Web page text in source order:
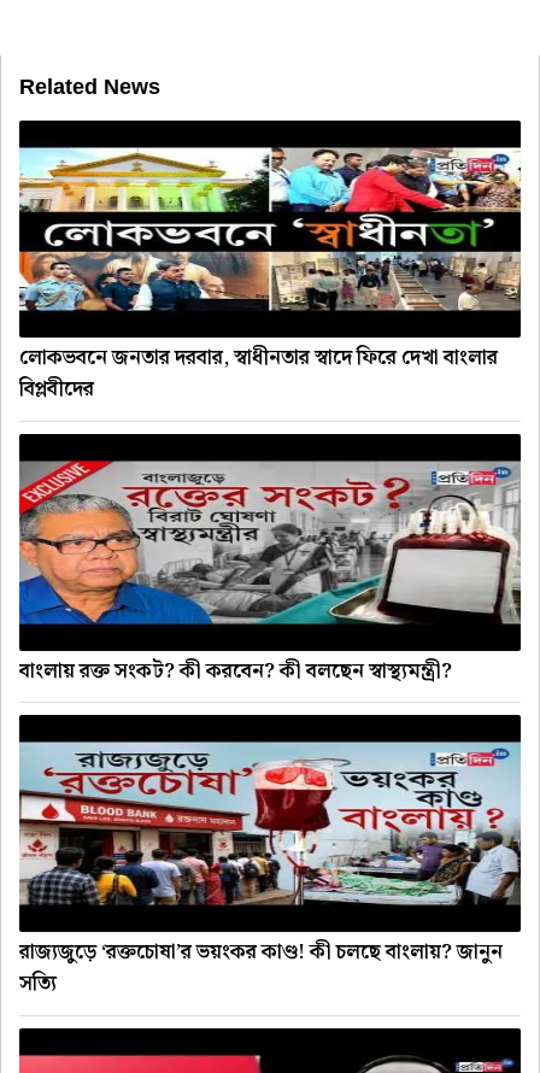
Related News
লোকভবনে জনতার দরবার, স্বাধীনতার স্বাদে ফিরে দেখা বাংলার
বিপ্লবীদের
বাংলায় রক্ত সংকট? কী করবেন? কী বলছেন স্বাস্থ্যমন্ত্রী?
রাজ্যজুড়ে ‘রক্তচোষা’র ভয়ংকর কাণ্ড! কী চলছে বাংলায়? জানুন
সত্যি